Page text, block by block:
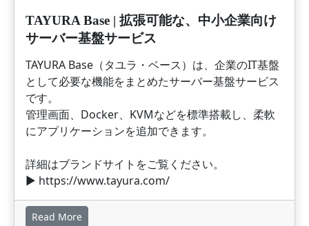
TAYURA Base | 拡張可能な、中小企業向け
サーバー基盤サービス
TAYURA Base（タユラ・ベース）は、企業のIT基盤
として必要な機能をまとめたサーバー基盤サービス
です。
管理画面、Docker、KVMなどを標準搭載し、柔軟
にアプリケーションを追加できます。
詳細はブランドサイトをご覧ください。
▶︎ https://www.tayura.com/
Read More